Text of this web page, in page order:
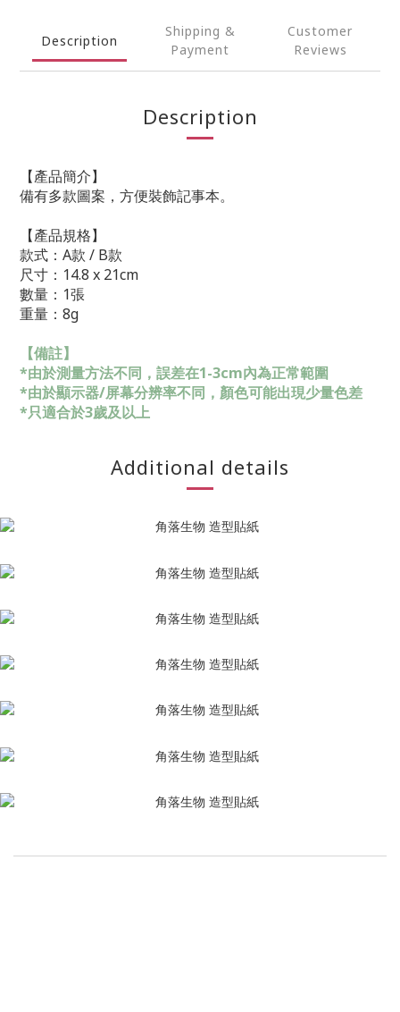
Description
Shipping &
Payment
Customer
Reviews
Description
【產品簡介】
備有多款圖案，方便裝飾記事本。
【產品規格】
款式 ：A款 / B款
尺寸：14.8 x 21cm
數量：1張
重量：8g
【備註】
*由於測量方法不同，誤差在1-3cm內為正常範圍
*由於顯示器/屏幕分辨率不同，顏色可能出現少量色差
*只適合於3歲及以上
Additional details